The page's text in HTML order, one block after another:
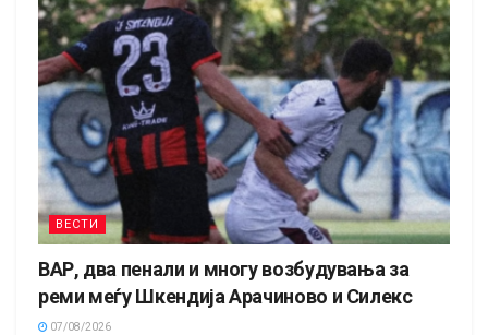
ВЕСТИ
ВАР, два пенали и многу возбудувања за
реми меѓу Шкендија Арачиново и Силекс
07/08/2026